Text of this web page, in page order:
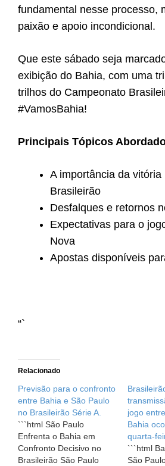
fundamental nesse processo,
paixão e apoio incondicional.
Que este sábado seja
exibição do Bahia, com uma
trilhos do Campeonato
#VamosBahia!
Principais Tópicos
A importância da
Brasileirão
Desfalques e retornos
Expectativas para o
Nova
Apostas disponíveis
“`
Relacionado
Previsão para o confronto
entre Bahia e São Paulo
no Brasileirão Série A.
```html São Paulo
Enfrenta o Bahia em
Confronto Decisivo no
Brasileirão São Paulo
jogo
Bahia
quarta-
```html
São